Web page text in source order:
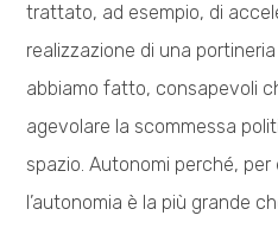
trattato, ad esempio, di
realizzazione di una
abbiamo fatto, consapevoli
agevolare la scommessa
spazio. Autonomi perché,
l’autonomia è la più grande